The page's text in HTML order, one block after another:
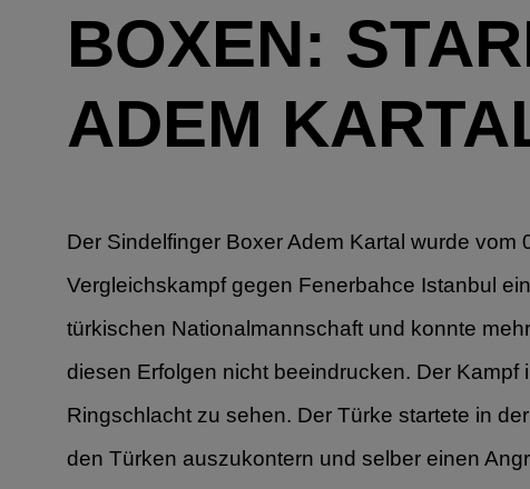
BOXEN:
ADEM
Der Sindelfinger Boxer Adem Kartal wurde
Vergleichskampf gegen Fenerbahce Istanbul
türkischen Nationalmannschaft und konnte
diesen Erfolgen nicht beeindrucken. Der
Ringschlacht zu sehen. Der Türke startete in
den Türken auszukontern und selber einen